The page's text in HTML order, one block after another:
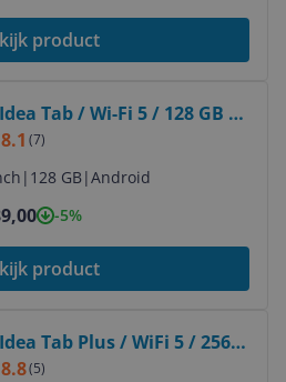
product
Tab / Wi-Fi 5 / 128 GB /
8.1 (7)
| 128 GB|Android
-5%
product
Tab Plus / WiFi 5 / 256
8.8(5)